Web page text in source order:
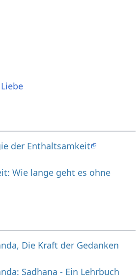
der Enthaltsamkeit
Wie lange geht es ohne
Die Kraft der Gedanken
Sadhana - Ein Lehrbuch